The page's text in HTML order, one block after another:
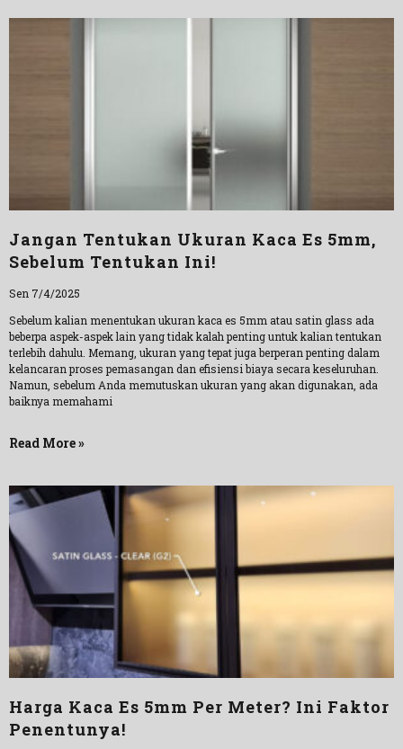
Jangan Tentukan Ukuran Kaca Es 5mm,
Sebelum Tentukan Ini!
Sen 7/4/2025
Sebelum kalian menentukan ukuran kaca es 5mm atau satin glass ada
beberpa aspek-aspek lain yang tidak kalah penting untuk kalian tentukan
terlebih dahulu. Memang, ukuran yang tepat juga berperan penting dalam
kelancaran proses pemasangan dan efisiensi biaya secara keseluruhan.
Namun, sebelum Anda memutuskan ukuran yang akan digunakan, ada
baiknya memahami
Read More »
Harga Kaca Es 5mm Per Meter? Ini Faktor
Penentunya!